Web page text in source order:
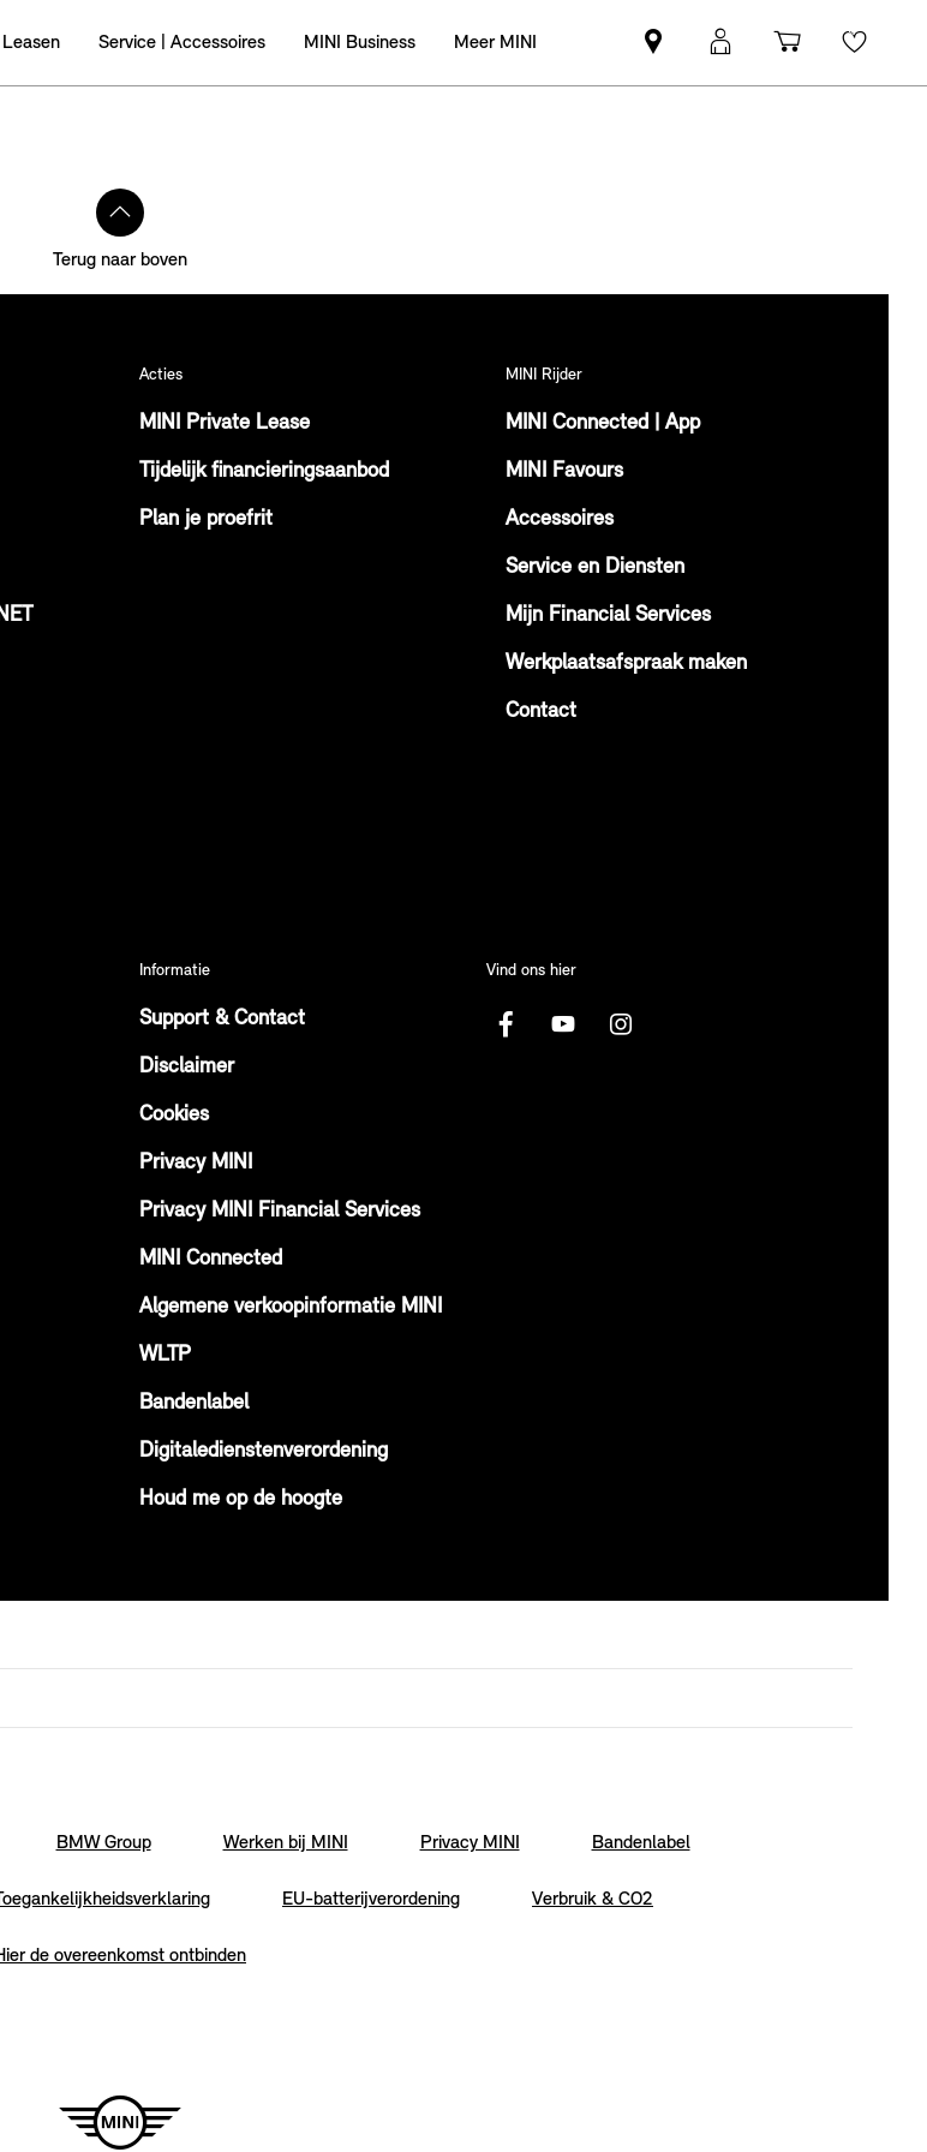
Service | Accessoires MINI Business Meer MINI
Vind
een
MyMini
login
Terug naar boven
Acties
MINI Private Lease
Tijdelijk financieringsaanbod
Plan je proefrit
MINI Rijder
MINI Connected | App
MINI Favours
Accessoires
Service en Diensten
Mijn Financial Services
Werkplaatsafspraak maken
Contact
Informatie
Support & Contact
Disclaimer
Cookies
Privacy MINI
Privacy MINI Financial Services
MINI Connected
Algemene verkoopinformatie MINI
WLTP
Bandenlabel
Digitaledienstenverordening
Houd me op de hoogte
Vind ons hier
BMW Group Werken bij MINI Privacy MINI Bandenlabel
EU-batterijverordening Verbruik & CO2
de overeenkomst ontbinden